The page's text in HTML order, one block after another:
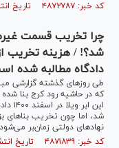
کد خبر: ۴۸۷۲۷۸۷ تاریخ انتشار : ۱۴۰۴/۰۹/۲۸
چرا تخریب قسمت
شد؟! / هزینه تخریب
دادگاه مطالبه شده
طی روز‌های گذشته گزارشی
که در حاشیه رود کرج بنا
این
شد، اما چون تخریب بنا‌های
نهاد‌های دولتی زمان‌بر
کد خبر: ۴۸۷۱۸۳۹ تاریخ انتشار : ۱۴۰۴/۰۹/۲۲